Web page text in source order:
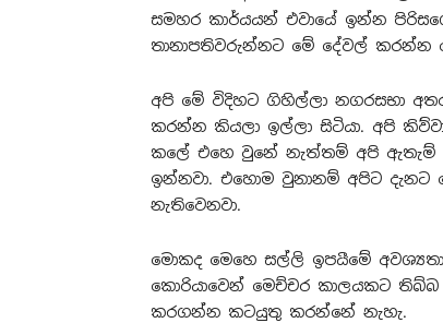
සමහර කාර්යයන් එවායේ ඉන්න
තානාපතිවරුන්නට මේ දේවල් කරන්න
අපි මේ විදිහට ගිහිල්ලා නගරසභා
කරන්න කියලා ඉල්ලා සිටියා. අපි
කලේ එහෙ වුනේ නැත්තම් අපි ඇතැම්
ඉන්නවා. එහොම වුනානම් අපිට
නැතිවෙනවා.
මොකද මෙහෙ සල්ලි ඉපයීමේ
කොරියාවෙන් මෙච්චර කාලයකට
කරගන්න කටයුතු කරන්නේ නැහැ.